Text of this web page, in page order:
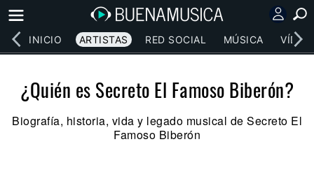
INICIO ARTISTAS RED SOCIAL MÚSICA
¿Quién es Secreto El Famoso Biberón?
Biografía, historia, vida y legado musical de Secreto El
Famoso Biberón